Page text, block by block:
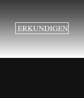
ERKUNDIGEN